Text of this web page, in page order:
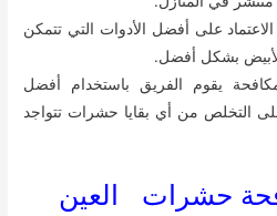
على أفضل الأدوات التي تتمكن
بشكل أفضل.
يقوم الفريق باستخدام أفضل
التخلص من أي بقايا حشرات تتواجد
حشرات العين